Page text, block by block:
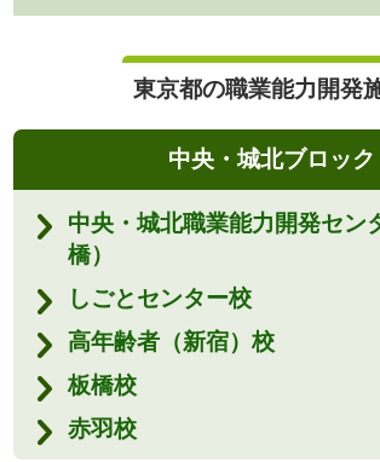
東京都の職業能力開発
中央・城北ブロック
中央・城北職業能力開発セン
橋）
しごとセンター校
高年齢者（新宿）校
板橋校
赤羽校